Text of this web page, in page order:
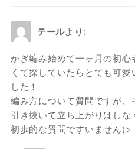
テールより:
かぎ編み始めて一ヶ月の初
くて探していたらとても可
した！
編み方について質問ですが
引き抜いて立ち上がりはしな
初歩的な質問ですいません